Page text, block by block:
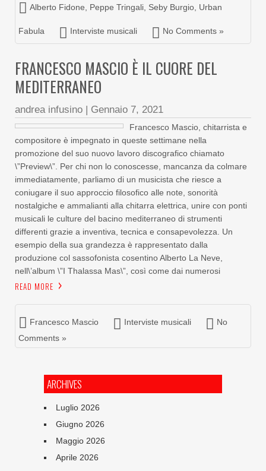
Alberto Fidone Peppe Tringali Seby Burgio Urban
Fabula Interviste musicali No Comments »
FRANCESCO MASCIO È IL CUORE DEL
MEDITERRANEO
andrea infusino | Gennaio 7, 2021
Francesco Mascio, chitarrista e
compositore è impegnato in queste settimane nella
promozione del suo nuovo lavoro discografico chiamato
\”Preview\”. Per chi non lo conoscesse, mancanza da colmare
immediatamente, parliamo di un musicista che riesce a
coniugare il suo approccio filosofico alle note, sonorità
nostalgiche e ammalianti alla chitarra elettrica, unire con ponti
musicali le culture del bacino mediterraneo di strumenti
differenti grazie a inventiva, tecnica e consapevolezza. Un
esempio della sua grandezza è rappresentato dalla
produzione col sassofonista cosentino Alberto La Neve,
nell\’album \”I Thalassa Mas\”, così come dai numerosi
READ MORE
Francesco Mascio Interviste musicali
No
Comments »
ARCHIVES
Luglio 2026
Giugno 2026
Maggio 2026
Aprile 2026